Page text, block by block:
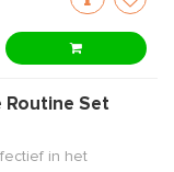
Routine Set
in het